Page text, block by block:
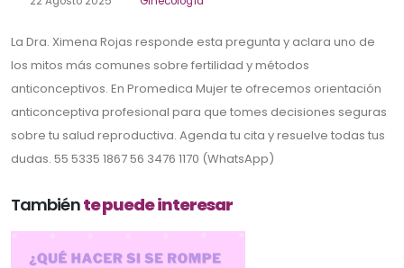
La Dra. Ximena Rojas responde esta pregunta y aclara uno de
los mitos más comunes sobre fertilidad y métodos
anticonceptivos. En Promedica Mujer te ofrecemos orientación
anticonceptiva profesional para que tomes decisiones seguras
sobre tu salud reproductiva. Agenda tu cita y resuelve todas tus
dudas. 55 5335 1867 56 3476 1170 (WhatsApp)
Tambiénte puede interesar